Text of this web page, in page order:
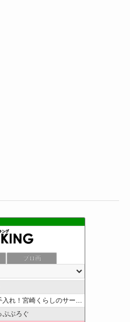
ブロ画
屋の奮闘記
！宮崎くらしのサービス
ぷぶろぐ